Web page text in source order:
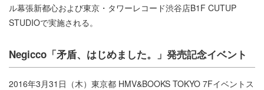
ル幕張新都心および東京・タワーレコード渋谷店B1F CUTUP
STUDIOで実施される。
Negicco「矛盾、はじめました。」発売記念イベント
2016年3月31日（木）東京都 HMV&BOOKS TOKYO 7Fイベントス